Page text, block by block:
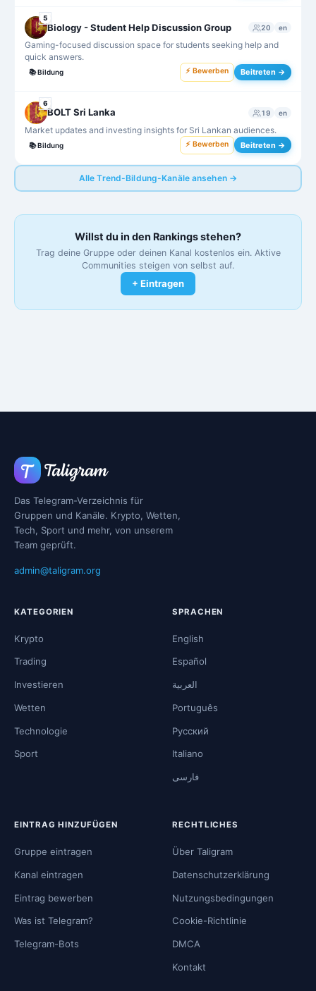
5
Biology - Student Help Discussion Group 20 en
Gaming-focused discussion space for students seeking help and
quick answers.
📚Bildung ⚡ Bewerben Beitreten →
6
BOLT Sri Lanka 19 en
Market updates and investing insights for Sri Lankan audiences.
📚Bildung ⚡ Bewerben Beitreten →
Alle Trend-Bildung-Kanäle ansehen →
Willst du in den Rankings stehen?
Trag deine Gruppe oder deinen Kanal kostenlos ein. Aktive
Communities steigen von selbst auf.
+ Eintragen
Das Telegram-Verzeichnis für
Gruppen und Kanäle. Krypto, Wetten,
Tech, Sport und mehr, von unserem
Team geprüft.
admin@taligram.org
KATEGORIEN
Krypto
Trading
Investieren
Wetten
Technologie
Sport
SPRACHEN
English
Español
العربية
Português
Русский
Italiano
فارسی
EINTRAG HINZUFÜGEN
Gruppe eintragen
Kanal eintragen
Eintrag bewerben
Was ist Telegram?
Telegram-Bots
RECHTLICHES
Über Taligram
Datenschutzerklärung
Nutzungsbedingungen
Cookie-Richtlinie
DMCA
Kontakt